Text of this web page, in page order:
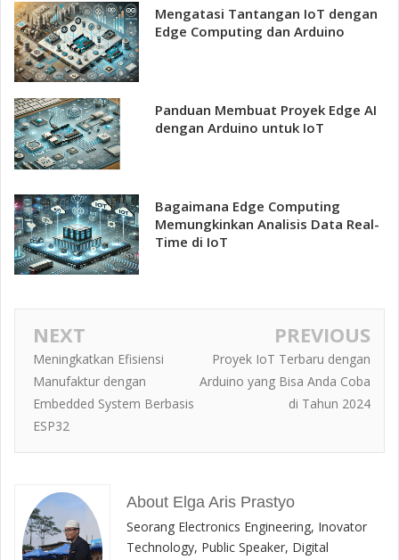
Mengatasi Tantangan IoT dengan
Edge Computing dan Arduino
Panduan Membuat Proyek Edge AI
dengan Arduino untuk IoT
Bagaimana Edge Computing
Memungkinkan Analisis Data Real-
Time di IoT
NEXT
Meningkatkan Efisiensi
Manufaktur dengan
Embedded System Berbasis
ESP32
PREVIOUS
Proyek IoT Terbaru dengan
Arduino yang Bisa Anda Coba
di Tahun 2024
About Elga Aris Prastyo
Seorang Electronics Engineering, Inovator
Technology, Public Speaker, Digital